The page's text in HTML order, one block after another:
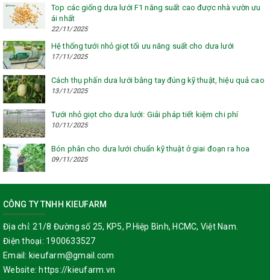
Top các giống dưa lưới F1 năng suất cao được nhà vườn ưu
ái nhất
22/11/2025
Hệ thống tưới nhỏ giọt tối ưu năng suất cho dưa lưới
17/11/2025
Cách thụ phấn dưa lưới bằng tay đúng kỹ thuật, hiệu quả cao
13/11/2025
Tưới nhỏ giọt cho dưa lưới: Giải pháp tiết kiệm chi phí
10/11/2025
Bón phân cho dưa lưới chuẩn kỹ thuật ở giai đoạn ra hoa
09/11/2025
CÔNG TY TNHH KIEUFARM
Địa chỉ: 21/8 Đường số 25, KP5, P.Hiệp Bình, HCMC, Việt Nam.
Điện thoại: 1900633527
Email: kieufarm@gmail.com
Website: https://kieufarm.vn